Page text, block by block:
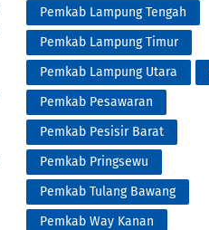
Pemkab Lampung Tengah
Pemkab Lampung Timur
Pemkab Lampung Utara
Pemkab Pesawaran
Pemkab Pesisir Barat
Pemkab Pringsewu
Pemkab Tulang Bawang
Pemkab Way Kanan